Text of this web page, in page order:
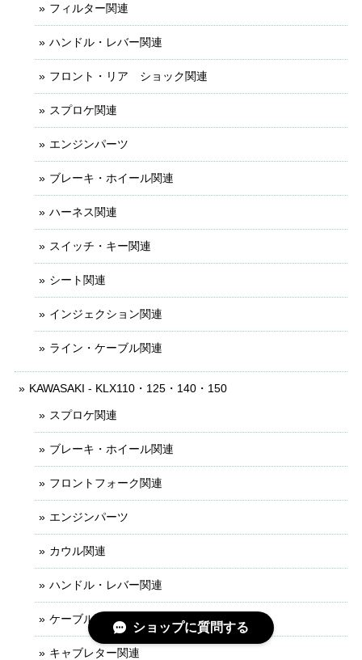
フィルター関連
ハンドル・レバー関連
フロント・リア ショック関連
スプロケ関連
エンジンパーツ
ブレーキ・ホイール関連
ハーネス関連
スイッチ・キー関連
シート関連
インジェクション関連
ライン・ケーブル関連
KAWASAKI - KLX110・125・140・150
スプロケ関連
ブレーキ・ホイール関連
フロントフォーク関連
エンジンパーツ
カウル関連
ハンドル・レバー関連
ケーブル・ライン関連
キャブレター関連
ショップに質問する